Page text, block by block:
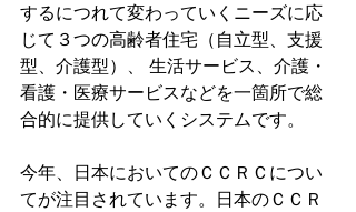
するにつれて変わっていくニーズに応
じて３つの高齢者住宅（自立型、支援
型、介護型）、 生活サービス、介護・
看護・医療サービスなどを一箇所で総
合的に提供していくシステムです。
今年、日本においてのＣＣＲＣについ
てが注目されています。日本のＣＣＲ